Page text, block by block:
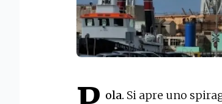
ola. Si apre uno